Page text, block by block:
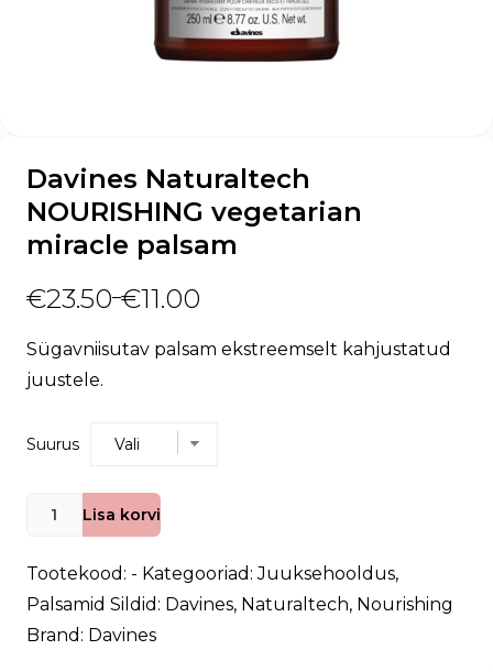
Davines Naturaltech
NOURISHING vegetarian
miracle palsam
€11.00
–
€23.50
Sügavniisutav palsam ekstreemselt kahjustatud
juustele.
Suurus
Davines
Naturaltech
NOURISHING
vegetarian
miracle
Lisa korvi
Tootekood: - Kategooriad:Juuksehooldus,
Palsamid Sildid: Davines, Naturaltech, Nourishing
Brand: Davines